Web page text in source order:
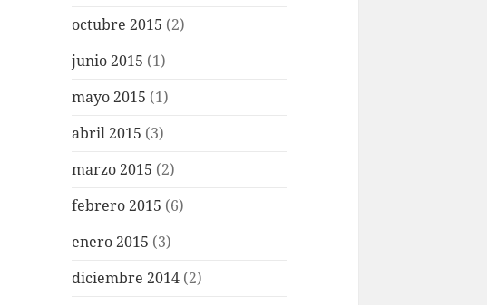
octubre 2015 (2)
junio 2015 (1)
mayo 2015 (1)
abril 2015 (3)
marzo 2015 (2)
febrero 2015 (6)
enero 2015 (3)
diciembre 2014 (2)